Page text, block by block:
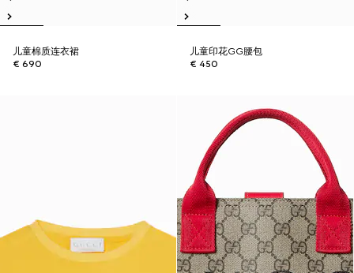
儿童棉质连衣裙
€ 690
儿童印花GG腰包
€ 450